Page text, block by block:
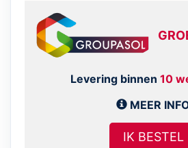
Levering binnen 10
MEER
IK BESTEL